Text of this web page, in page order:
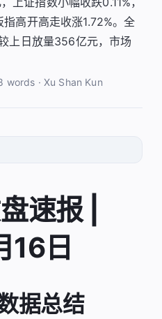
高开高走收涨1.72%。全
上日放量356亿元，市场
words · Xu Shan Kun
速报 |
日
据总结